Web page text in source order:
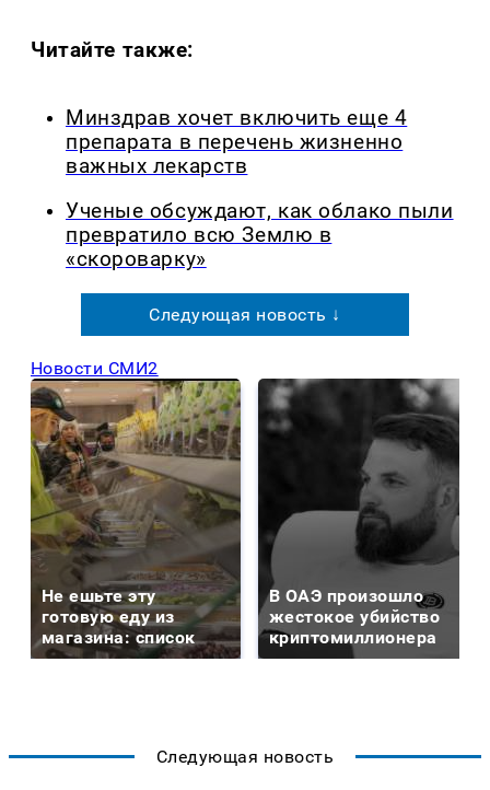
Читайте также:
Минздрав хочет включить еще 4
препарата в перечень жизненно
важных лекарств
Ученые обсуждают, как облако пыли
превратило всю Землю в
«скороварку»
Следующая новость ↓
Новости СМИ2
Не ешьте эту
готовую еду из
магазина: список
В ОАЭ произошло
жестокое убийство
криптомиллионера
Следующая новость